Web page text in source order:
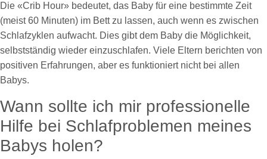
Die «Crib Hour» bedeutet, das Baby für eine bestimmte Zeit
(meist 60 Minuten) im Bett zu lassen, auch wenn es zwischen
Schlafzyklen aufwacht. Dies gibt dem Baby die Möglichkeit,
selbstständig wieder einzuschlafen. Viele Eltern berichten von
positiven Erfahrungen, aber es funktioniert nicht bei allen
Babys.
Wann sollte ich mir professionelle
Hilfe bei Schlafproblemen meines
Babys holen?